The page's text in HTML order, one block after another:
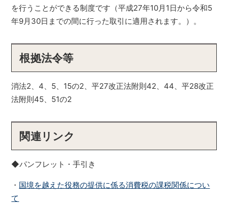
を行うことができる制度です（平成27年10月1日から令和5
年9月30日までの間に行った取引に適用されます。）。
根拠法令等
消法2、4、5、15の2、平27改正法附則42、44、平28改正
法附則45、51の2
関連リンク
◆パンフレット・手引き
・ 国境を越えた役務の提供に係る消費税の課税関係につい
て